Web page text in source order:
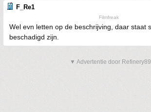
F_Re1
Filmfreak
Wel evn letten op de beschrijving, daar staat
beschadigd zijn.
▼ Advertentie door Refinery89